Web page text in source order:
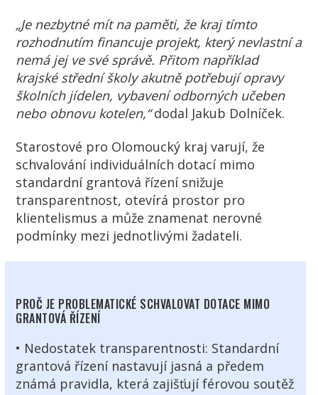
„Je nezbytné mít na paměti, že kraj tímto
rozhodnutím financuje projekt, který nevlastní a
nemá jej ve své správě. Přitom například
krajské střední školy akutně potřebují opravy
školních jídelen, vybavení odborných učeben
nebo obnovu kotelen,“dodal Jakub Dolníček.
Starostové pro Olomoucký kraj varují, že
schvalování individuálních dotací mimo
standardní grantová řízení snižuje
transparentnost, otevírá prostor pro
klientelismus a může znamenat nerovné
podmínky mezi jednotlivými žadateli.
PROČ JE PROBLEMATICKÉ SCHVALOVAT DOTACE MIMO
GRANTOVÁ ŘÍZENÍ
• Nedostatek transparentnosti: Standardní
grantová řízení nastavují jasná a předem
známá pravidla, která zajišťují férovou soutěž